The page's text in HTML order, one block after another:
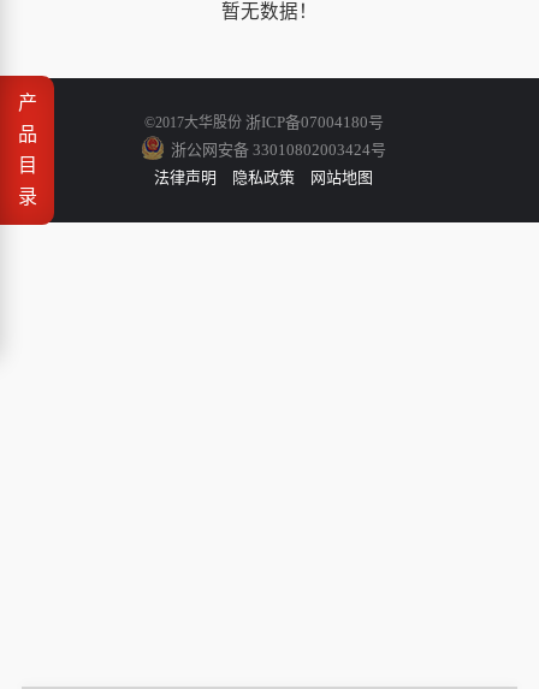
产
品
目
录
暂无数据！
©2017大华股份 浙ICP备07004180号
浙公网安备 33010802003424号
法律声明
隐私政策 网站地图